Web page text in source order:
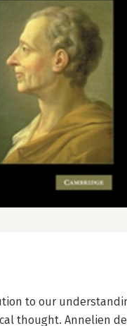
to our
thought. Annelien